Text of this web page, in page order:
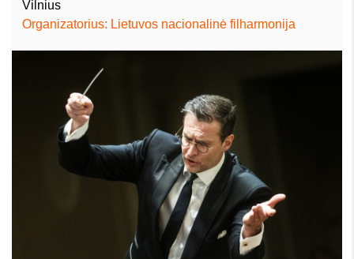
Vilnius
Organizatorius: Lietuvos nacionalinė filharmonija